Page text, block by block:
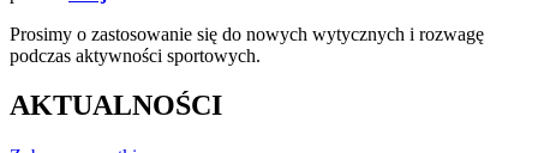
Prosimy o zastosowanie się do nowych wytycznych i rozwagę
podczas aktywności sportowych.
AKTUALNOŚCI